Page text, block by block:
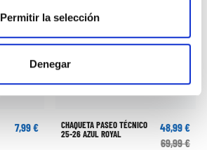
Permitir la selección
Denegar
7,99 €
CHAQUETA PASEO TÉCNICO
25-26 AZUL ROYAL
48,99 €
69,99 €